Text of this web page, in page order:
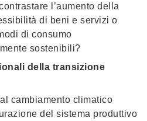
l’aumento della
di beni e servizi o
di consumo
sostenibili?
della transizione
cambiamento climatico
del sistema produttivo